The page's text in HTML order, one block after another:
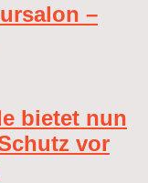
–
bietet nun
vor